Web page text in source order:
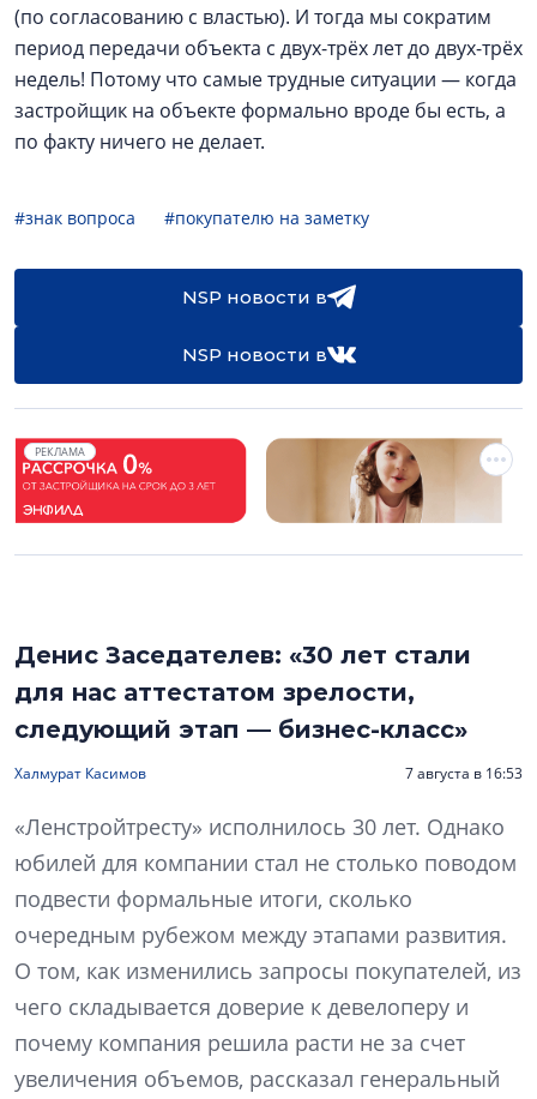
(по согласованию с властью). И тогда мы сократим
период передачи объекта с двух-трёх лет до двух-трёх
недель! Потому что самые трудные ситуации — когда
застройщик на объекте формально вроде бы есть, а
по факту ничего не делает.
#знак вопроса #покупателю на заметку
NSP новости в
NSP новости в
РЕКЛАМА
Денис Заседателев: «30 лет стали
для нас аттестатом зрелости,
следующий этап — бизнес-класс»
Халмурат Касимов 7 августа в 16:53
«Ленстройтресту» исполнилось 30 лет. Однако
юбилей для компании стал не столько поводом
подвести формальные итоги, сколько
очередным рубежом между этапами развития.
О том, как изменились запросы покупателей, из
чего складывается доверие к девелоперу и
почему компания решила расти не за счет
увеличения объемов, рассказал генеральный